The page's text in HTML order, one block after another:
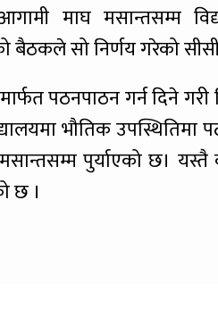
माघ मसान्तसम्म
बैठकले सो निर्णय गरेको
पठनपाठन गर्न दिने
भौतिक
पुर्याएको छ।
छ ।